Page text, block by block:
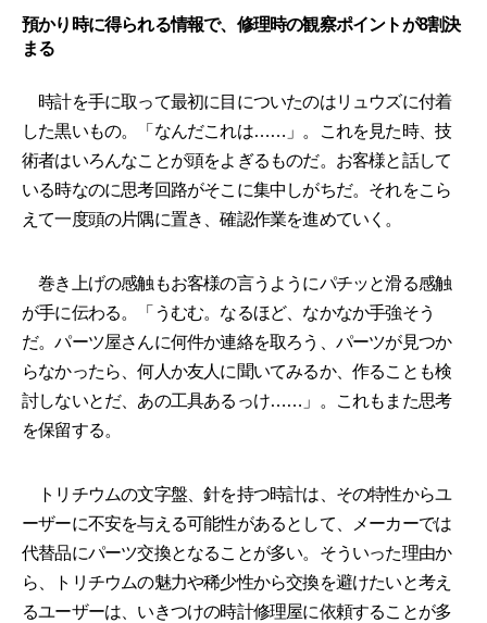
預かり時に得られる情報で、修理時の観察ポイントが8割決
まる
時計を手に取って最初に目についたのはリュウズに付着
した黒いもの。「なんだこれは……」。これを見た時、技
術者はいろんなことが頭をよぎるものだ。お客様と話して
いる時なのに思考回路がそこに集中しがちだ。それをこら
えて一度頭の片隅に置き、確認作業を進めていく。
巻き上げの感触もお客様の言うようにパチッと滑る感触
が手に伝わる。「うむむ。なるほど、なかなか手強そう
だ。パーツ屋さんに何件か連絡を取ろう、パーツが見つか
らなかったら、何人か友人に聞いてみるか、作ることも検
討しないとだ、あの工具あるっけ……」。これもまた思考
を保留する。
トリチウムの文字盤、針を持つ時計は、その特性からユ
ーザーに不安を与える可能性があるとして、メーカーでは
代替品にパーツ交換となることが多い。そういった理由か
ら、トリチウムの魅力や稀少性から交換を避けたいと考え
るユーザーは、いきつけの時計修理屋に依頼することが多